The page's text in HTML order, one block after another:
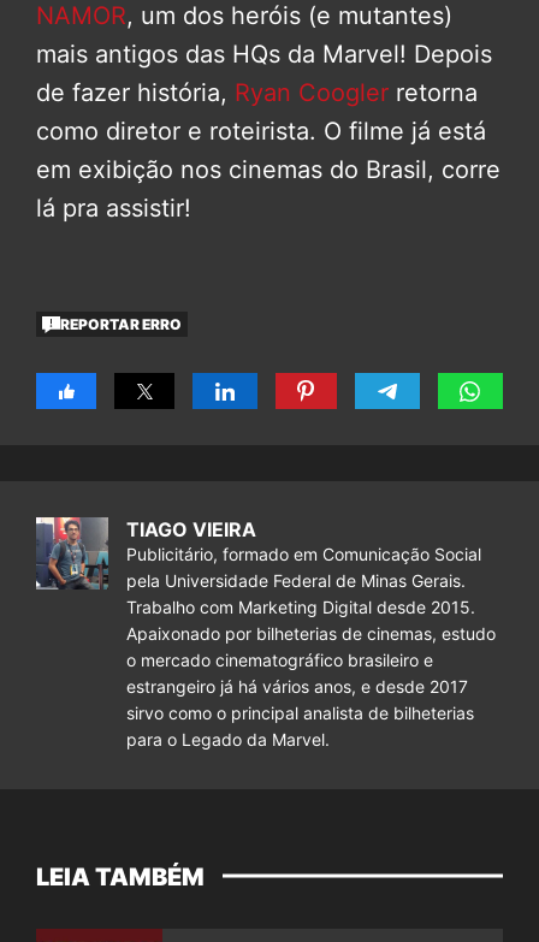
NAMOR, um dos heróis (e mutantes)
mais antigos das HQs da Marvel! Depois
de fazer história, Ryan Coogler retorna
como diretor e roteirista. O filme já está
em exibição nos cinemas do Brasil, corre
lá pra assistir!
REPORTAR ERRO
TIAGO VIEIRA
Publicitário, formado em Comunicação Social
pela Universidade Federal de Minas Gerais.
Trabalho com Marketing Digital desde 2015.
Apaixonado por bilheterias de cinemas, estudo
o mercado cinematográfico brasileiro e
estrangeiro já há vários anos, e desde 2017
sirvo como o principal analista de bilheterias
para o Legado da Marvel.
LEIA TAMBÉM